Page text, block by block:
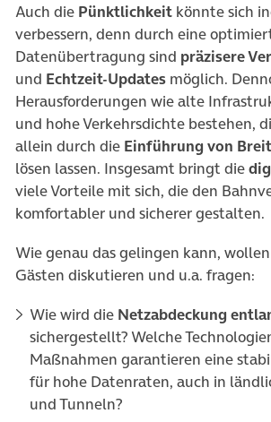
Auch die Pünktlichkeit könnte sich
verbessern, denn durch eine
Datenübertragung sind präzisere
und Echtzeit-Updates möglich.
Herausforderungen wie alte
und hohe Verkehrsdichte bestehen,
allein durch die Einführung von
lösen lassen. Insgesamt bringt die
viele Vorteile mit sich, die den
komfortabler und sicherer gestalten.
Wie genau das gelingen kann,
Gästen diskutieren und u.a. fragen:
Wie wird die Netzabdeckung
sichergestellt? Welche
Maßnahmen garantieren eine
für hohe Datenraten, auch in
und Tunneln?